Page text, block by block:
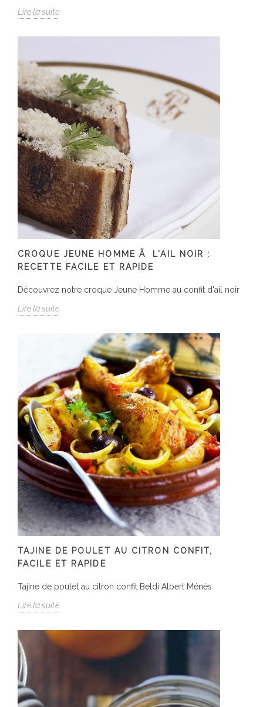
Lire la suite
CROQUE JEUNE HOMME Ã L'AIL NOIR :
RECETTE FACILE ET RAPIDE
Découvrez notre croque Jeune Homme au confit d'ail noir
Lire la suite
TAJINE DE POULET AU CITRON CONFIT,
FACILE ET RAPIDE
Tajine de poulet au citron confit Beldi Albert Ménès
Lire la suite